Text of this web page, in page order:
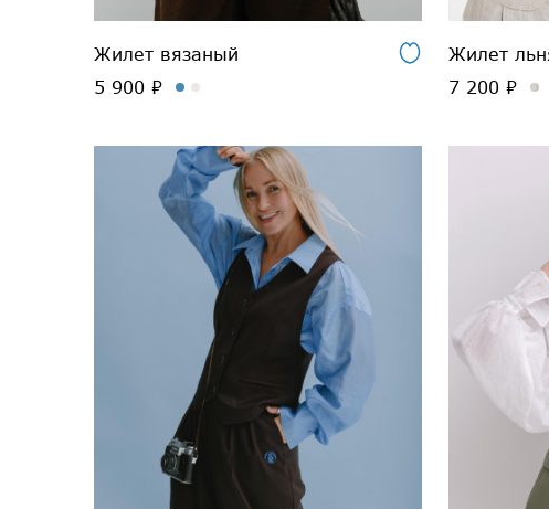
Жилет вязаный
5 900 ₽
Жилет
7 200 ₽